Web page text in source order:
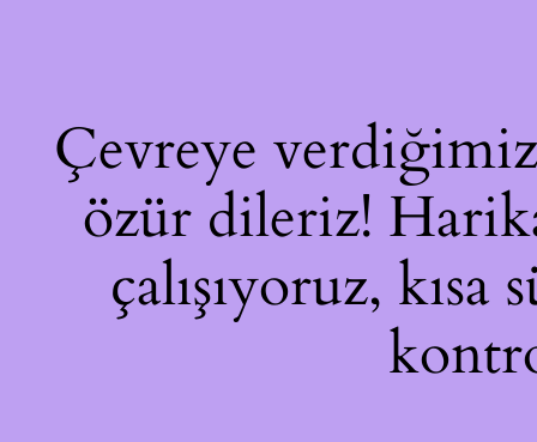
Çevreye verdiğimiz
özür dileriz!
çalışıyoruz,